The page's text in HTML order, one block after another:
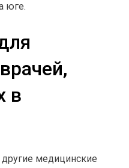
юге.
в
медицинские